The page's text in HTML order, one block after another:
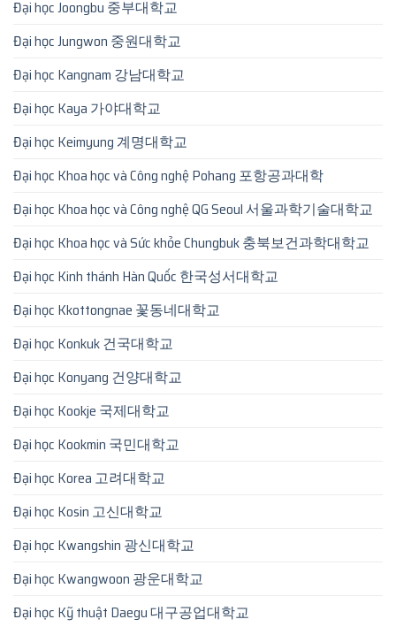
Đại học Joongbu 중부대학교
Đại học Jungwon 중원대학교
Đại học Kangnam 강남대학교
Đại học Kaya 가야대학교
Đại học Keimyung 계명대학교
Đại học Khoa học và Công nghệ Pohang 포항공과대학
Đại học Khoa học và Công nghệ QG Seoul 서울과학기술대학교
Đại học Khoa học và Sức khỏe Chungbuk 충북보건과학대학교
Đại học Kinh thánh Hàn Quốc 한국성서대학교
Đại học Kkottongnae 꽃동네대학교
Đại học Konkuk 건국대학교
Đại học Konyang 건양대학교
Đại học Kookje 국제대학교
Đại học Kookmin 국민대학교
Đại học Korea 고려대학교
Đại học Kosin 고신대학교
Đại học Kwangshin 광신대학교
Đại học Kwangwoon 광운대학교
Đại học Kỹ thuật Daegu 대구공업대학교